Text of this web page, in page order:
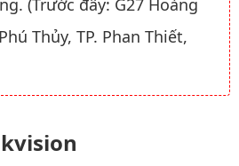
Thủy, TP. Phan Thiết,